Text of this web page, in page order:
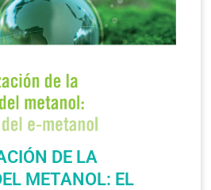
DE LA
METANOL: EL